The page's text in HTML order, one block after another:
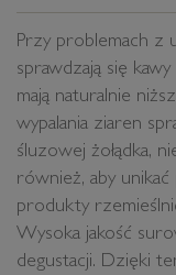
Przy problemach z
sprawdzają się
mają naturalnie
wypalania ziaren
śluzowej żołądka,
również, aby
produkty
Wysoka jakość
degustacji. Dzięki